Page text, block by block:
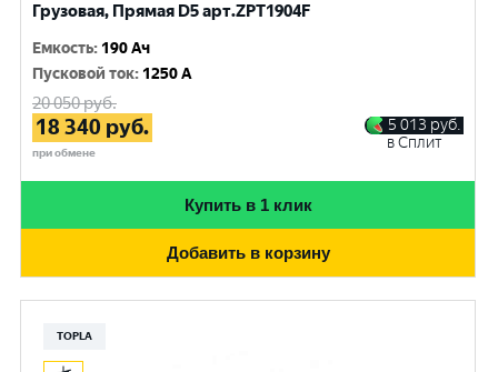
Грузовая, Прямая D5 арт.ZPT1904F
Емкость: 190 Ач
Пусковой ток: 1250 A
20 050руб.
18 340 руб.
при обмене
5 013 руб.
в Сплит
Купить в 1 клик
Добавить в корзину
TOPLA